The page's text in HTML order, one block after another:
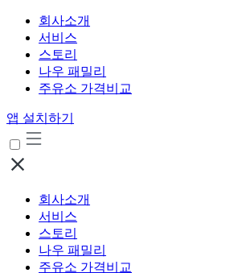
회사소개
서비스
스토리
나우 패밀리
주유소 가격비교
앱 설치하기
회사소개
서비스
스토리
나우 패밀리
주유소 가격비교